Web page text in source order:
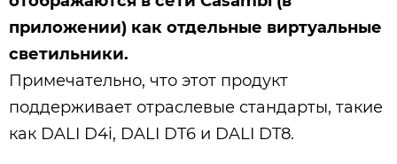
приложении) как отдельные виртуальные
светильники.
Примечательно, что этот продукт
поддерживает отраслевые стандарты, такие
как DALI D4i, DALI DT6 и DALI DT8.